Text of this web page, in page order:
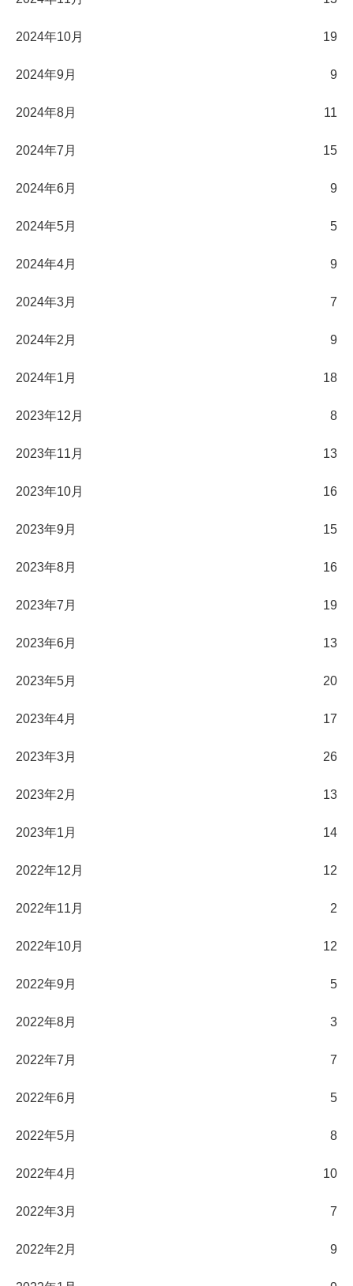
2024年10月 19
2024年9月 9
2024年8月 11
2024年7月 15
2024年6月 9
2024年5月 5
2024年4月 9
2024年3月 7
2024年2月 9
2024年1月 18
2023年12月 8
2023年11月 13
2023年10月 16
2023年9月 15
2023年8月 16
2023年7月 19
2023年6月 13
2023年5月 20
2023年4月 17
2023年3月 26
2023年2月 13
2023年1月 14
2022年12月 12
2022年11月 2
2022年10月 12
2022年9月 5
2022年8月 3
2022年7月 7
2022年6月 5
2022年5月 8
2022年4月 10
2022年3月 7
2022年2月 9